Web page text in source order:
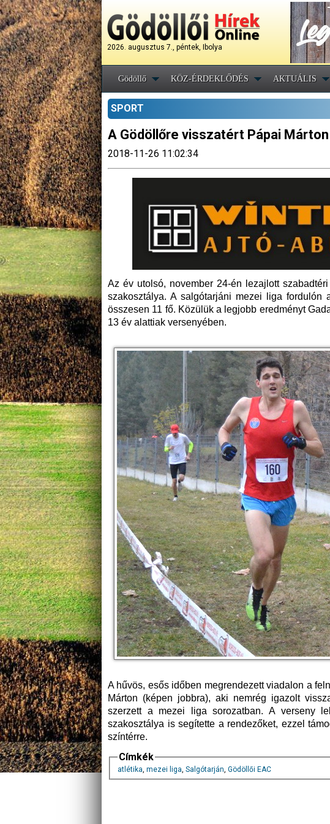
2026. augusztus 7., péntek, Ibolya
Gödöllő KÖZ-ÉRDEKLŐDÉS AKTUÁLIS
SPORT
A Gödöllőre visszatért Pápai
2018-11-26 11:02:34
Az év utolsó, november 24-én lezajlott
szakosztálya. A salgótarjáni mezei liga fordulón
összesen 11 fő. Közülük a legjobb eredményt
13 év alattiak versenyében.
A hűvös, esős időben megrendezett viadalon a
Márton (képen jobbra), aki nemrég igazolt
szerzett a mezei liga sorozatban. A verseny
szakosztálya is segítette a rendezőket, ezzel
színtérre.
Címkék
atlétika, mezei liga, Salgótarján, Gödöllői EAC